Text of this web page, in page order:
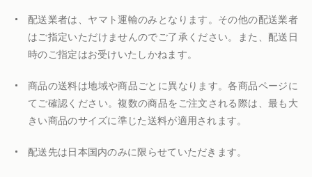
配送業者は、ヤマト運輸のみとなります。その他の配送業者
はご指定いただけませんのでご了承ください。また、配送日
時のご指定はお受けいたしかねます。
商品の送料は地域や商品ごとに異なります。各商品ページに
てご確認ください。複数の商品をご注文される際は、最も大
きい商品のサイズに準じた送料が適用されます。
配送先は日本国内のみに限らせていただきます。